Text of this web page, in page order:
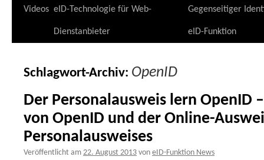
springen
Videos eID-Technologie für Web-
Dienstanbieter
Gegenseitiger
eID-Funktion
Schlagwort-Archiv: OpenID
Der Personalausweis lern OpenID
von OpenID und der Online-
Personalausweises
Veröffentlicht am 22. August 2013 von eID-Funktion News